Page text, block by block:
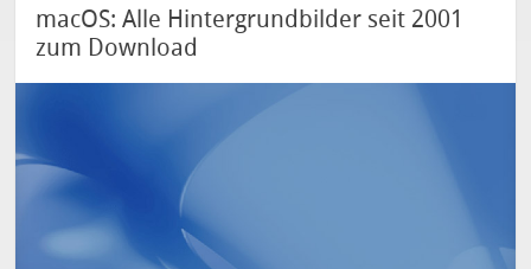
macOS: Alle Hintergrundbilder seit 2001
zum Download